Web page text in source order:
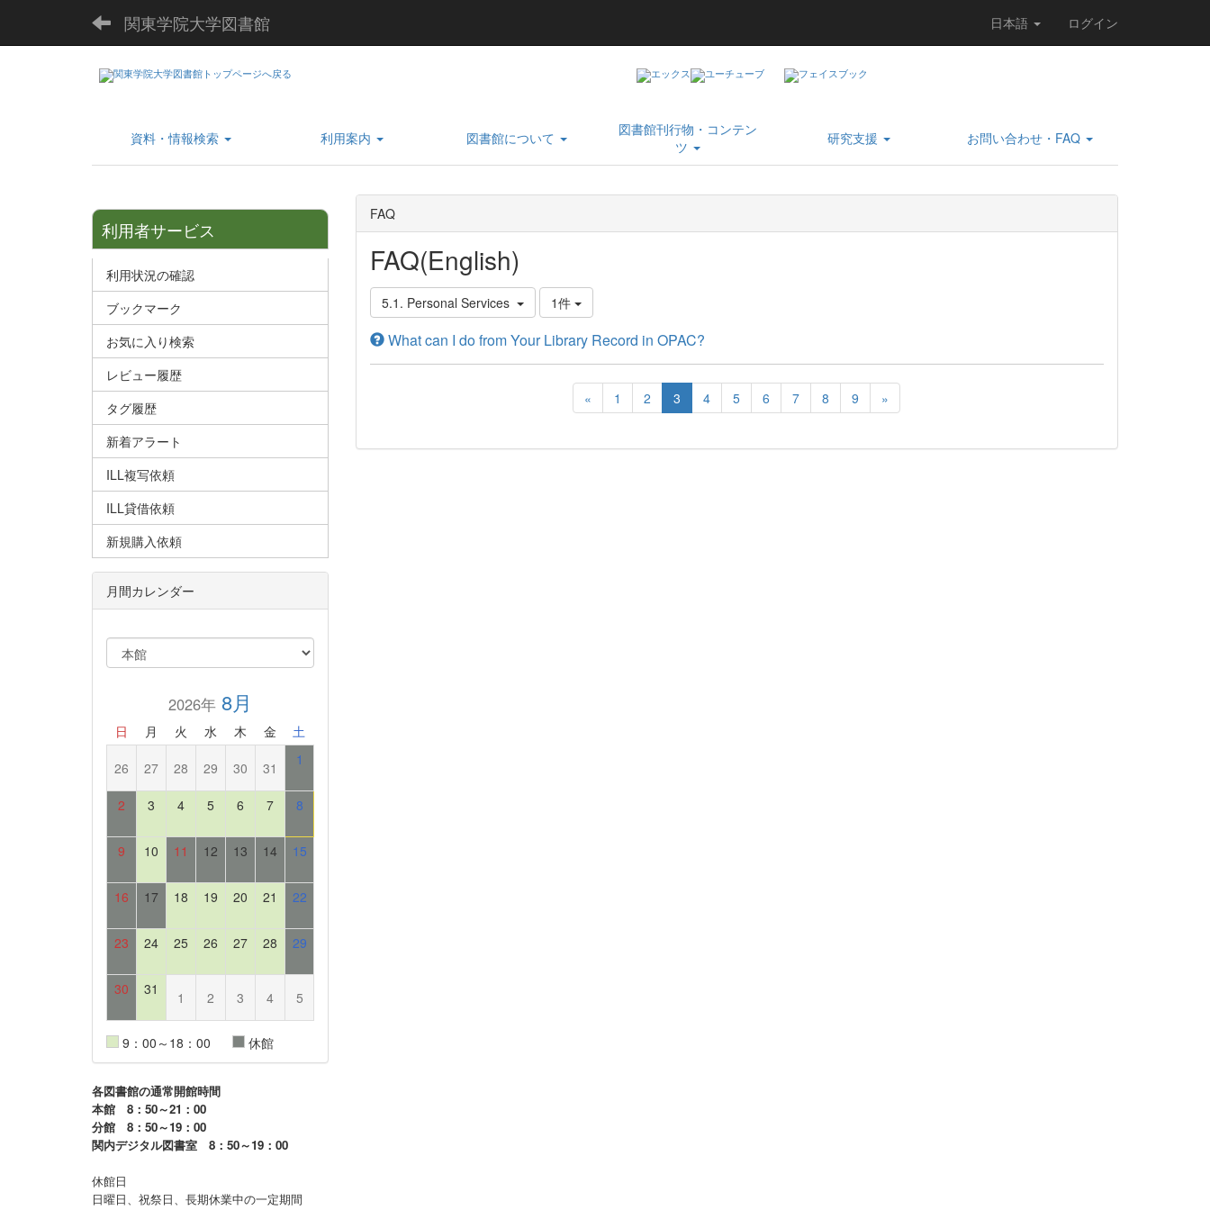
関東学院大学図書館 日本語 ログイン
資料・情報検索 利用案内 図書館について
図書館刊行物・コンテン
ツ
研究支援 お問い合わせ・FAQ
FAQ
FAQ(English)
5.1. Personal Services 1件
What can I do from Your Library Record in OPAC?
« 1 2 3 4 5 6 7 8 9 »
利用者サービス
利用状況の確認
ブックマーク
お気に入り検索
レビュー履歴
タグ履歴
新着アラート
ILL複写依頼
ILL貸借依頼
新規購入依頼
月間カレンダー
2026年8月
日 月 火 水 木 金 土
26 27 28 29 30 31 1
2 3 4 5 6 7 8
9 10 11 12 13 14 15
16 17 18 19 20 21 22
23 24 25 26 27 28 29
30 31 1 2 3 4 5
9：00～18：00 休館
各図書館の通常開館時間
本館 8：50～21：00
分館 8：50～19：00
関内デジタル図書室 8：50～19：00
休館日
日曜日、祝祭日、長期休業中の一定期間